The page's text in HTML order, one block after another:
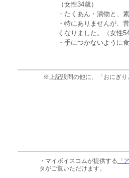
（女性34歳）
・たくあん・漬物と、
・特にありませんが、
くなりました。（女性54
・手につかないように
※上記設問の他に、「おにぎり
・マイボイスコムが提供する 「
タがご覧いただけます。